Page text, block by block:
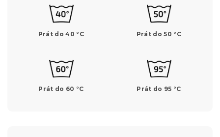
Prát do 40 °C Prát do 50 °C
Prát do 60 °C Prát do 95 °C